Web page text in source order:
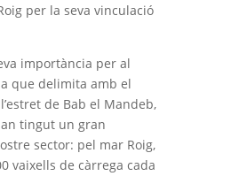
per la seva vinculació
importància per al
que delimita amb el
de Bab el Mandeb,
tingut un gran
sector: pel mar Roig,
vaixells de càrrega cada